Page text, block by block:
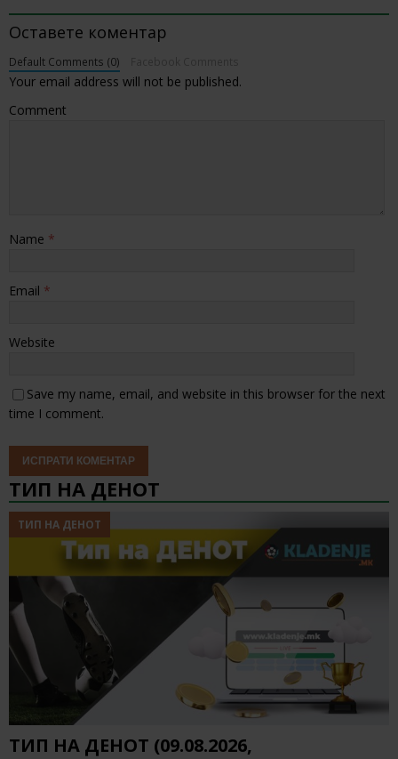
Оставете коментар
Default Comments (0)
Your email address will not be published.
Comment
Name *
Email *
Website
Save my name, email, and website in this browser for the next
time I comment.
ТИП НА ДЕНОТ
ТИП НА ДЕНОТ
ТИП НА ДЕНОТ (09.08.2026,